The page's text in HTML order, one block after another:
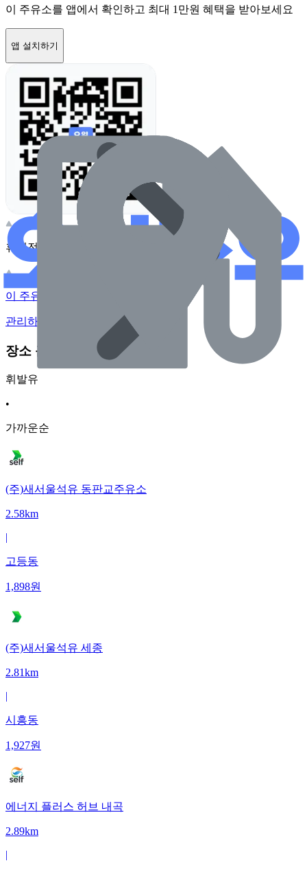
이 주유소를 앱에서 확인하고 최대 1만원 혜택을 받아보세요
앱 설치하기
휴대전화 카메라로 찍어보세요
이 주유소의 사장님이신가요?
관리하기
장소 근처 주유소
휘발유
•
가까운순
(주)새서울석유 동판교주유소
2.58km
|
고등동
1,898원
(주)새서울석유 세종
2.81km
|
시흥동
1,927원
에너지 플러스 허브 내곡
2.89km
|